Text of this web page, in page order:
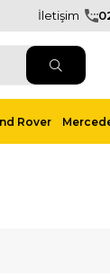
İletişim
Rover